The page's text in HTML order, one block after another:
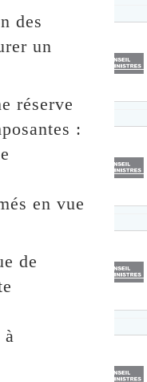
des
un
réserve
:
en vue
de